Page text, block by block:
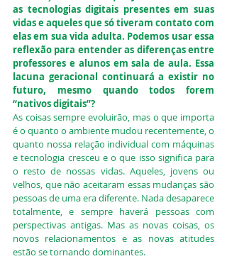
as tecnologias digitais presentes em suas
vidas e aqueles que só tiveram contato com
elas em sua vida adulta. Podemos usar essa
reflexão para entender as diferenças entre
professores e alunos em sala de aula. Essa
lacuna geracional continuará a existir no
futuro, mesmo quando todos forem
“nativos digitais”?
As coisas sempre evoluirão, mas o que importa
é o quanto o ambiente mudou recentemente, o
quanto nossa relação individual com máquinas
e tecnologia cresceu e o que isso significa para
o resto de nossas vidas. Aqueles, jovens ou
velhos, que não aceitaram essas mudanças são
pessoas de uma era diferente. Nada desaparece
totalmente, e sempre haverá pessoas com
perspectivas antigas. Mas as novas coisas, os
novos relacionamentos e as novas atitudes
estão se tornando dominantes.